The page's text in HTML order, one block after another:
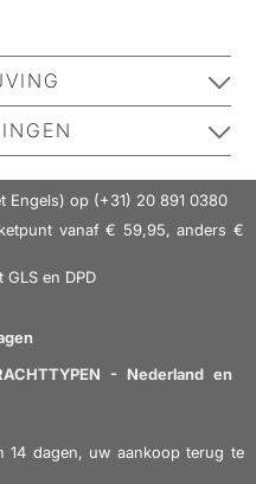
EDP is een rustgevende,
geur, met een
parfumis perfect voor
meegaat en er
die in zichzelf gelooft en
superieur te lijken, en
rust dat zelfs de
de perfectie
huid raken.
lavendel,
this product yet.
review it.
Engels) op (+31) 20 891 0380
vanaf € 59,95, anders €
en DPD
- Nederland en
14 dagen, uw aankoop terug te